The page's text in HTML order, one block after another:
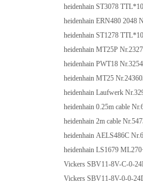
heidenhain ST3078
heidenhain ERN480 2048
heidenhain ST1278
heidenhain MT25P
heidenhain PWT18
heidenhain MT25
heidenhain Laufwerk
heidenhain 0.25m cable
heidenhain 2m cable
heidenhain AELS486C
heidenhain LS1679
Vickers SBV11-8V-C-0-
Vickers SBV11-8V-0-0-